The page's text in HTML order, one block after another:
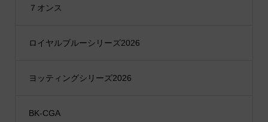
７オンス
ロイヤルブルーシリーズ2026
ヨッティングシリーズ2026
BK-CGA